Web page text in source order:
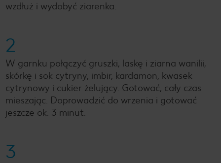
wzdłuż i wydobyć ziarenka.
2
W garnku połączyć gruszki, laskę i ziarna wanilii,
skórkę i sok cytryny, imbir, kardamon, kwasek
cytrynowy i cukier żelujący. Gotować, cały czas
mieszając. Doprowadzić do wrzenia i gotować
jeszcze ok. 3 minut.
3